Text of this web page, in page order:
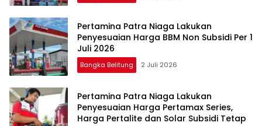
Pertamina Patra Niaga Lakukan
Penyesuaian Harga BBM Non Subsidi Per 1
Juli 2026
Bangka Belitung 2 Juli 2026
Pertamina Patra Niaga Lakukan
Penyesuaian Harga Pertamax Series,
Harga Pertalite dan Solar Subsidi Tetap